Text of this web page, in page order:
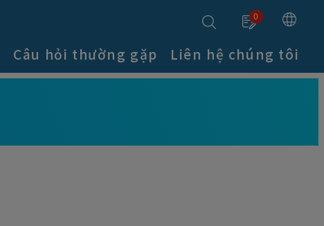
0
Câu hỏi thường gặp Liên hệ chúng tôi